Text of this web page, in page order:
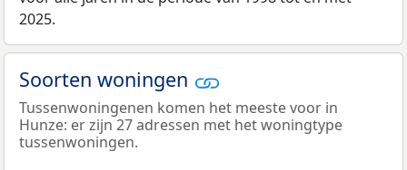
2025.
Soorten woningen
Tussenwoningenen komen het meeste voor in
Hunze: er zijn 27 adressen met het woningtype
tussenwoningen.